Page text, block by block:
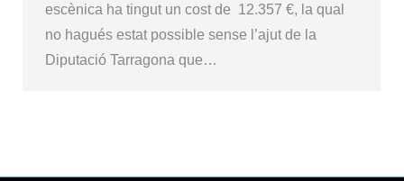
escènica ha tingut un cost de 12.357 €, la qual
no hagués estat possible sense l’ajut de la
Diputació Tarragona que…